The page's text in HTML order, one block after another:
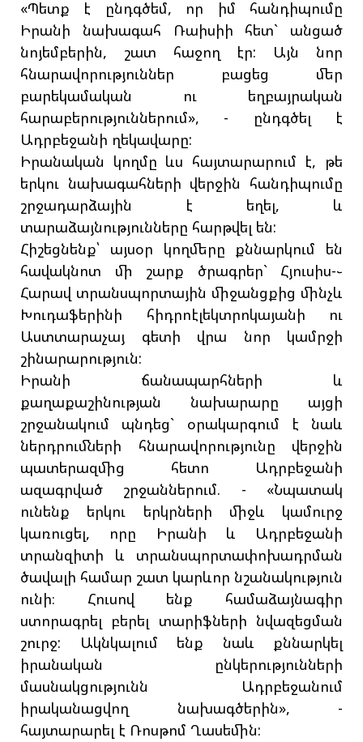
«Պետք է ընդգծեմ, որ իմ հանդիպումը
Իրանի նախագահ Ռաիսիի հետ` անցած
նոյեմբերին, շատ հաջող էր: Այն նոր
հնարավորություններ բացեց մեր
բարեկամական ու եղբայրական
հարաբերություններում», - ընդգծել է
Ադրբեջանի ղեկավարը:
Իրանական կողմը ևս հայտարարում է, թե
երկու նախագահների վերջին հանդիպումը
շրջադարձային է եղել, և
տարաձայնությունները հարթվել են:
Հիշեցնենք՝ այսօր կողմերը քննարկում են
հավակնոտ մի շարք ծրագրեր` Հյուսիս-֊
Հարավ տրանսպորտային միջանցքից մինչև
Խուդաֆերինի հիդրոէլեկտրոկայանի ու
Աստտարաչայ գետի վրա նոր կամրջի
շինարարություն:
Իրանի ճանապարհների և
քաղաքաշինության նախարարը այցի
շրջանակում պնդեց` օրակարգում է նաև
ներդրումների հնարավորությունը վերջին
պատերազմից հետո Ադրբեջանի
ազագրված շրջաններում. - «Նպատակ
ունենք երկու երկրների միջև կամուրջ
կառուցել, որը Իրանի և Ադրբեջանի
տրանզիտի և տրանսպորտափոխադրման
ծավալի համար շատ կարևոր նշանակություն
ունի։ Հուսով ենք համաձայնագիր
ստորագրել բերել տարիֆների նվազեցման
շուրջ: Ակնկալում ենք նաև քննարկել
իրանական ընկերությունների
մասնակցությունն Ադրբեջանում
իրականացվող նախագծերին», -
հայտարարել է Ռոսթոմ Ղասեմին: